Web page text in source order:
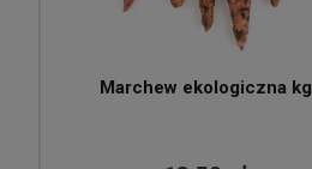
Marchew ekologiczna kg